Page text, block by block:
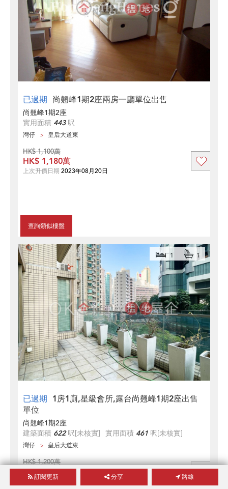
已過期 尚翹峰1期2座兩房一廳單位出售
尚翹峰1期2座
實用面積 443呎
灣仔 皇后大道東
查詢類似樓盤
HK$ 1,100萬
HK$ 1,180萬
上次升價日期 2023年08月20日
已過期 1房1廁,星級會所,露台尚翹峰1期2座出售
單位
1 1
尚翹峰1期2座
建築面積 622呎[未核實] 實用面積 461 呎[未核實]
灣仔 皇后大道東
HK$ 1,200萬
HK$ 1,100萬
上次降價日期 2025年06月10日
訂閱更新 分享 路線